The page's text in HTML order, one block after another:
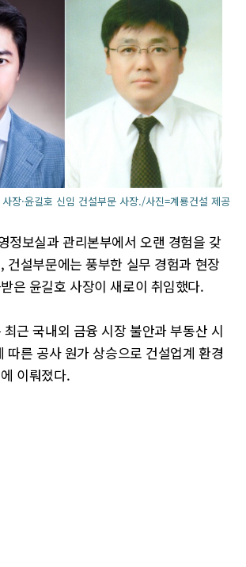
장·윤길호 신임 건설부문 사장./사진=계룡건설 제공
정보실과 관리본부에서 오랜 경험을 갖
건설부문에는 풍부한 실무 경험과 현장
은 윤길호 사장이 새로이 취임했다.
근 국내외 금융 시장 불안과 부동산 시
따른 공사 원가 상승으로 건설업계 환경
이뤄졌다.